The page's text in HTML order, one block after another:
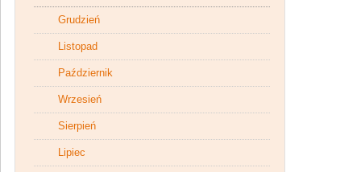
Grudzień
Listopad
Październik
Wrzesień
Sierpień
Lipiec